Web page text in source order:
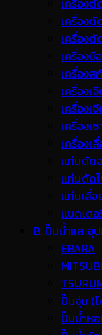
เครื่องตั
เครื่อง
เครื่องตั
เครื่องมื
เครื่อง
เครื่องเ
เครื่องเ
เครื่องเ
เครื่องเ
แท่นตัด
แท่นตัด
แท่นเลื่อ
แบตเตอ
B. ปั๊มน้ำและอุ
EBARA
ปั๊มจุ่ม (ไ
ปั๊มน้ำหอ